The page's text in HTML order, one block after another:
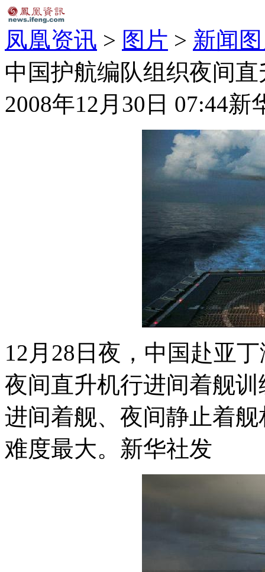
凤凰资讯 > 图片 > 新闻
中国护航编队组织夜间
2008年12月30日 07:44新
12月28日夜，中国赴亚
夜间直升机行进间着舰
进间着舰、夜间静止着
难度最大。新华社发